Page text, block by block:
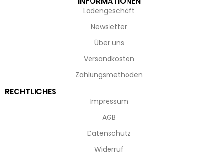
Ladengeschäft
Newsletter
Über uns
Versandkosten
Zahlungsmethoden
RECHTLICHES
Impressum
AGB
Datenschutz
Widerruf